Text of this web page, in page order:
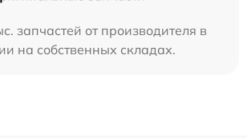
запчастей от производителя в
на собственных складах.